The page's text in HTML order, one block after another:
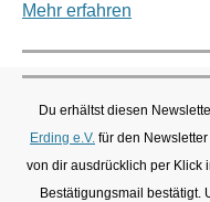
Mehr erfahren
Du erhältst diesen
Erding e.V. für den
von dir ausdrücklich per Klick
Bestätigungsmail bestätigt.